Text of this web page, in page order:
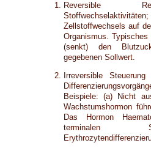
Reversible
Zellstoffwechsels auf
Organismus.
(senkt) den
gegebenen Sollwert.
Irreversible
Beispiele: (a) Nicht
Wachstumshormon
Das Hormon
terminalen